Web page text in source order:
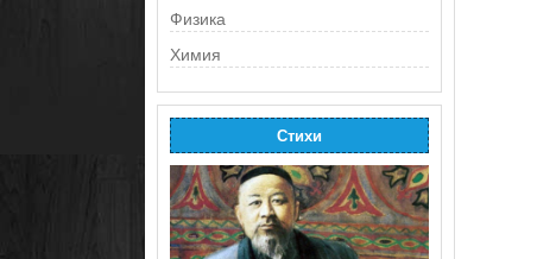
Физика
Химия
Стихи